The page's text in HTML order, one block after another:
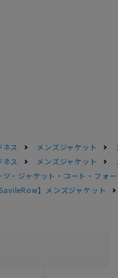
ネス メンズジャケット
ネス メンズジャケット
ツ・ジャケット・コート・フォ
SavileRow】メンズジャケット